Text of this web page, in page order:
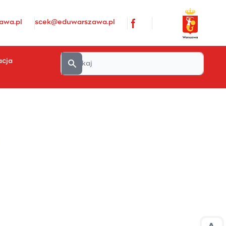
scek@eduwarszawa.pl